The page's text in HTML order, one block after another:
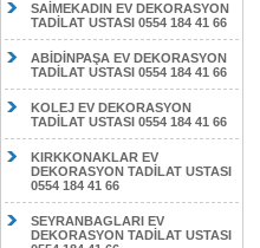
SAİMEKADIN EV DEKORASYON
TADİLAT USTASI 0554 184 41 66
ABİDİNPAŞA EV DEKORASYON
TADİLAT USTASI 0554 184 41 66
KOLEJ EV DEKORASYON
TADİLAT USTASI 0554 184 41 66
KIRKKONAKLAR EV
DEKORASYON TADİLAT USTASI
0554 184 41 66
SEYRANBAGLARI EV
DEKORASYON TADİLAT USTASI